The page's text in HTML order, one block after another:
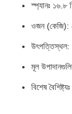
স্প্যানঃ ১৬.৮
ওজন (কেজি):
উৎপত্তিস্থল:
মূল
বিশেষ